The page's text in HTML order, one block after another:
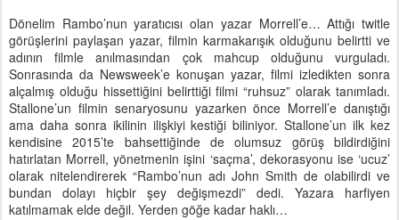
Dönelim Rambo’nun yaratıcısı olan yazar Morrell’e… Attığı twitle
görüşlerini paylaşan yazar, filmin karmakarışık olduğunu belirtti ve
adının filmle anılmasından çok mahcup olduğunu vurguladı.
Sonrasında da Newsweek’e konuşan yazar, filmi izledikten sonra
alçalmış olduğu hissettiğini belirttiği filmi “ruhsuz” olarak tanımladı.
Stallone’un filmin senaryosunu yazarken önce Morrell’e danıştığı
ama daha sonra ikilinin ilişkiyi kestiği biliniyor. Stallone’un ilk kez
kendisine 2015’te bahsettiğinde de olumsuz görüş bildirdiğini
hatırlatan Morrell, yönetmenin işini ‘saçma’, dekorasyonu ise ‘ucuz’
olarak nitelendirerek “Rambo’nun adı John Smith de olabilirdi ve
bundan dolayı hiçbir şey değişmezdi” dedi. Yazara harfiyen
katılmamak elde değil. Yerden göğe kadar haklı…